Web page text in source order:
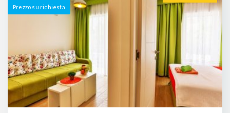
Prezzo su richiesta